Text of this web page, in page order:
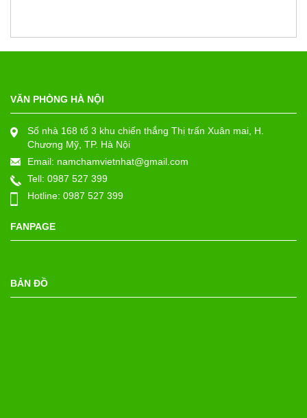
VĂN PHÒNG HÀ NỘI
Số nhà 168 tổ 3 khu chiến thắng Thị trấn Xuân mai, H.
Chương Mỹ, TP. Hà Nội
Email: namchamvietnhat@gmail.com
Tell: 0987 527 399
Hotline: 0987 527 399
FANPAGE
BẢN ĐỒ